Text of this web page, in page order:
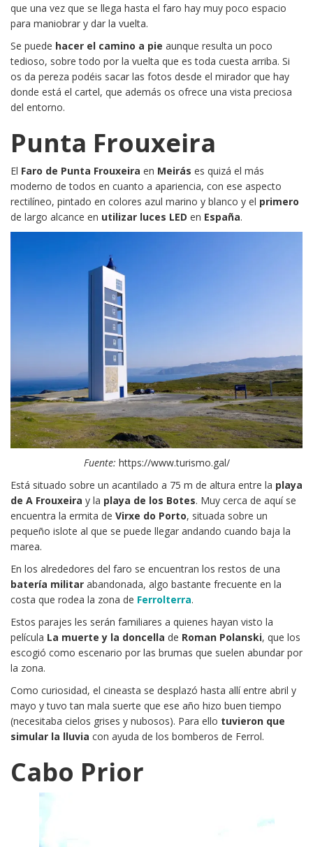
que una vez que se llega hasta el faro hay muy poco espacio
para maniobrar y dar la vuelta.
Se puede hacer el camino a pie aunque resulta un poco
tedioso, sobre todo por la vuelta que es toda cuesta arriba. Si
os da pereza podéis sacar las fotos desde el mirador que hay
donde está el cartel, que además os ofrece una vista preciosa
del entorno.
Punta Frouxeira
El Faro de Punta Frouxeira en Meirás es quizá el más
moderno de todos en cuanto a apariencia, con ese aspecto
rectilíneo, pintado en colores azul marino y blanco y el primero
de largo alcance en utilizar luces LED en España.
Fuente: https://www.turismo.gal/
Está situado sobre un acantilado a 75 m de altura entre la playa
de A Frouxeira y la playa de los Botes. Muy cerca de aquí se
encuentra la ermita de Virxe do Porto, situada sobre un
pequeño islote al que se puede llegar andando cuando baja la
marea.
En los alrededores del faro se encuentran los restos de una
batería militar abandonada, algo bastante frecuente en la
costa que rodea la zona de Ferrolterra.
Estos parajes les serán familiares a quienes hayan visto la
película La muerte y la doncella de Roman Polanski, que los
escogió como escenario por las brumas que suelen abundar por
la zona.
Como curiosidad, el cineasta se desplazó hasta allí entre abril y
mayo y tuvo tan mala suerte que ese año hizo buen tiempo
(necesitaba cielos grises y nubosos). Para ello tuvieron que
simular la lluvia con ayuda de los bomberos de Ferrol.
Cabo Prior